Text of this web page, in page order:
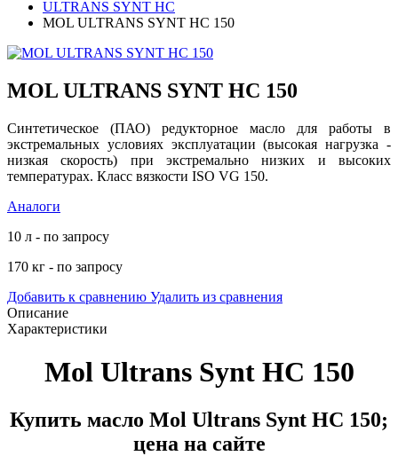
ULTRANS SYNT HC
MOL ULTRANS SYNT HC 150
MOL ULTRANS SYNT HC 150
Синтетическое (ПАО) редукторное масло для работы в
экстремальных условиях эксплуатации (высокая нагрузка -
низкая скорость) при экстремально низких и высоких
температурах. Класс вязкости ISO VG 150.
Аналоги
10 л - по запросу
170 кг - по запросу
Добавить к сравнению Удалить из сравнения
Описание
Характеристики
Mol Ultrans Synt HC 150
Купить масло Mol Ultrans Synt HC 150;
цена на сайте